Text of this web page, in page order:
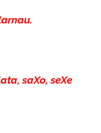
saXo, seXe